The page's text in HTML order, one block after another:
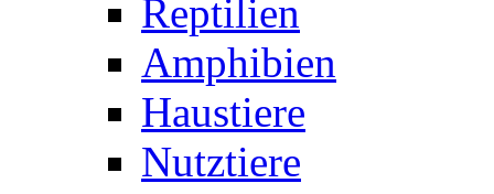
Reptilien
Amphibien
Haustiere
Nutztiere